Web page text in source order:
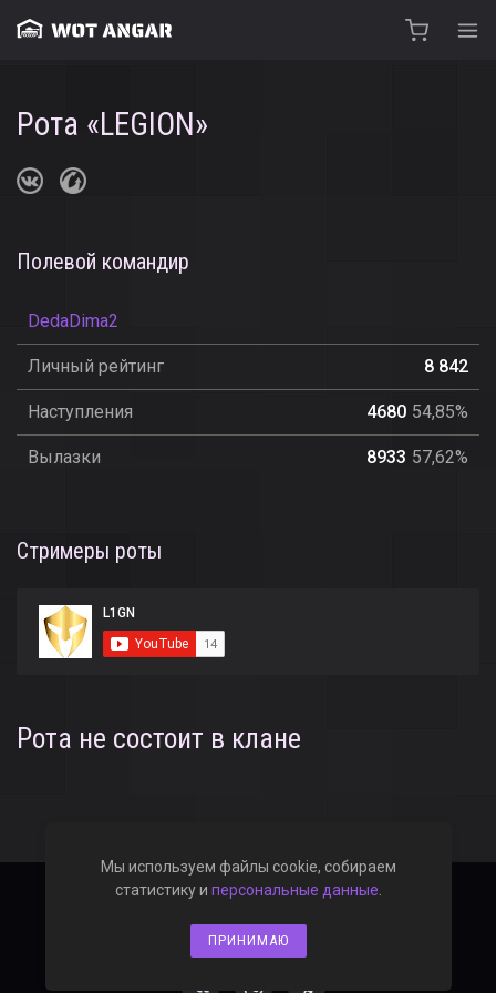
Рота «LEGION»
Полевой командир
DedaDima2
Личный рейтинг 8 842
Наступления 4680 54,85%
Вылазки 8933 57,62%
Стримеры роты
Рота не состоит в клане
Политика конфиденциальности
Мы используем файлы cookie, собираем
статистику и персональные данные
ПРИНИМАЮ